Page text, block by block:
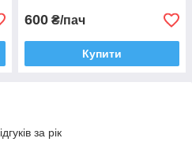
600 ₴/пач
Купити
за рік